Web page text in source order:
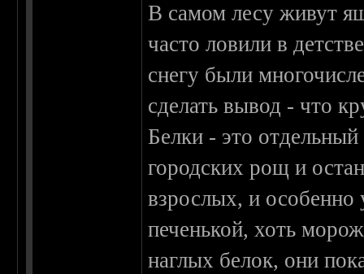
В самом лесу живут
часто ловили в
снегу были
сделать вывод - что
Белки - это
городских рощ и
взрослых, и особенно
печенькой, хоть
наглых белок, они